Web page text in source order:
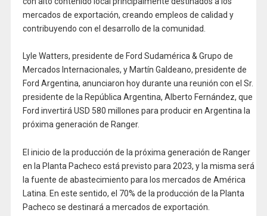
mercados de exportación, creando empleos de calidad y
contribuyendo con el desarrollo de la comunidad.
Lyle Watters, presidente de Ford Sudamérica & Grupo de
Mercados Internacionales, y Martín Galdeano, presidente de
Ford Argentina, anunciaron hoy durante una reunión con el Sr.
presidente de la República Argentina, Alberto Fernández, que
Ford invertirá USD 580 millones para producir en Argentina la
próxima generación de Ranger.
El inicio de la producción de la próxima generación de Ranger
en la Planta Pacheco está previsto para 2023, y la misma será
la fuente de abastecimiento para los mercados de América
Latina. En este sentido, el 70% de la producción de la Planta
Pacheco se destinará a mercados de exportación.